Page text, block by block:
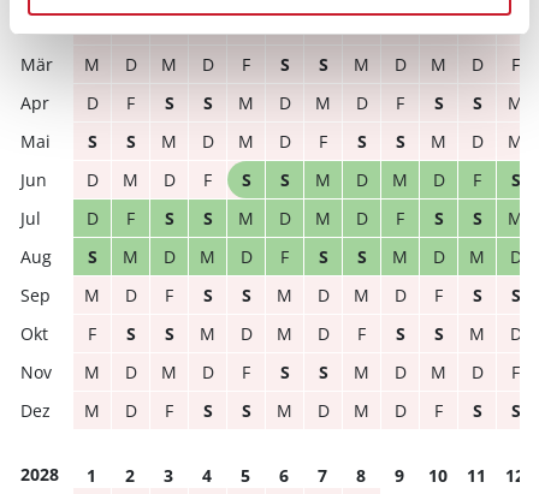
M
D M D F S S M D M D
F
D
F S S M D M D F S S
M
S
S M D M D F S S M D
M
D
M D F S S M D M D F
S
D
F S S M D M D F S S
M
S
M D M D F S S M D M
D
M
D F S S M D M D F S
S
F
S S M D M D F S S M
D
M
D M D F S S M D M D
F
M
D F S S M D M D F S S
2028 1 2 3 4 5 6 7 8 9 10 11
12